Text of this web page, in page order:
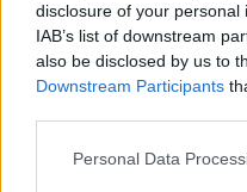
disclosure of your
IAB’s list of downstream
also be disclosed by us to
Downstream Participants
Personal Data